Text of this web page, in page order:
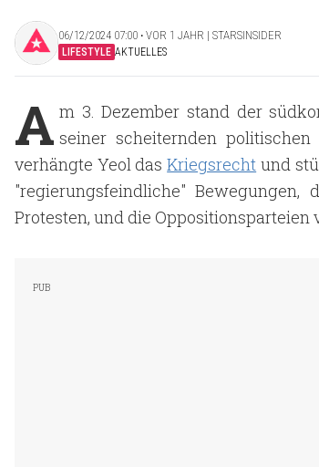
06/12/2024 07:00 ‧ VOR 1 JAHR | STARSINSIDER
LIFESTYLE AKTUELLES
A m 3. Dezember stand der
seiner scheiternden
verhängte Yeol dasKriegsrecht und
"regierungsfeindliche"
Protesten, und die